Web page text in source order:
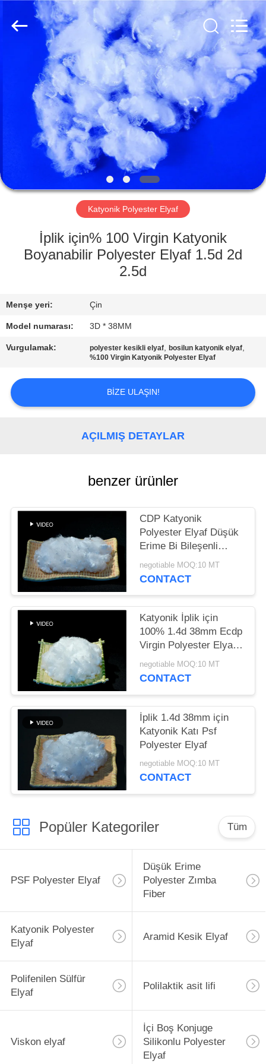
ÜRÜN:%
VİDEOLAR
HAKKIMIZDA
FABRIKA
TURU
KONTROL
BIZIMLE
GEÇIN
HARITASI
PRIVACY
POLICY
CHANGSHU
CO.LTD.
Katyonik Polyester Elyaf
İplik için% 100 Virgin Katyonik
Boyanabilir Polyester Elyaf 1.5d 2d
2.5d
Menşe yeri: Çin
Model numarası: 3D * 38MM
Vurgulamak: polyester kesikli elyaf,bosilun katyonik elyaf,
%100 Virgin Katyonik Polyester Elyaf
BIZE ULAŞIN!
AÇILMIŞ DETAYLAR
benzer ürünler
CDP Katyonik
Polyester Elyaf Düşük
Erime Bi Bileşenli
Virgin Grade
negotiable MOQ:10 MT
CONTACT
Katyonik İplik için
100% 1.4d 38mm Ecdp
Virgin Polyester Elyaf
ECDP PSF
negotiable MOQ:10 MT
CONTACT
İplik 1.4d 38mm için
Katyonik Katı Psf
Polyester Elyaf
negotiable MOQ:10 MT
CONTACT
Popüler Kategoriler Tüm
PSF Polyester Elyaf
Düşük Erime
Polyester Zımba
Fiber
Katyonik Polyester
Elyaf
Aramid Kesik Elyaf
Polifenilen Sülfür
Elyaf
Polilaktik asit lifi
Viskon elyaf
İçi Boş Konjuge
Silikonlu Polyester
Elyaf